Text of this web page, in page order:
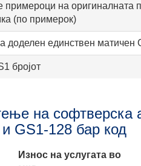
примероци на оригиналната
(по примерок)
доделен единствен матичен
бројот
на софтверска
и GS1-128 бар код
Износ на услугата во